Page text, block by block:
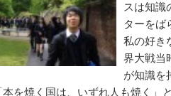
スは知識
ターをば
私の好き
界大戦当
が知識を
を焼く国は、いずれ人も焼く」